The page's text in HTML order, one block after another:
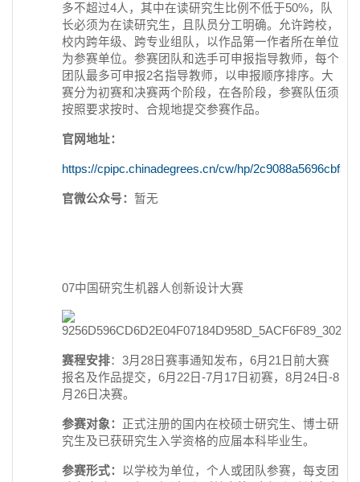
多不超过4人，其中在读研究生比例不低于50%，队
长必须为在读研究生，且队员分工明确。允许跨校，
校内跨年级、跨专业组队，以作品第一作者所在单位
为参赛单位。参赛团队和选手可申报指导教师，每个
团队最多可申报2名指导教师，以申报顺序排序。大
赛分为初赛和决赛两个阶段，在各阶段，参赛队伍须
按照要求按时、合规地提交参赛作品。
官网地址：
https://cpipc.chinadegrees.cn/cw/hp/
官微公众号： 暂无
07中国研究生机器人创新设计大赛
赛程安排：3月28日赛事通知发布，6月21日前大赛
报名及作品提交，6月22日-7月17日初赛，8月24日-8
月26日决赛。
参赛对象：
正式注册的国内在校硕士研究生、博士研
究生及已获研究生入学资格的应届本科毕业生。
参赛形式： 以学校为单位，个人或团队参赛，每支团